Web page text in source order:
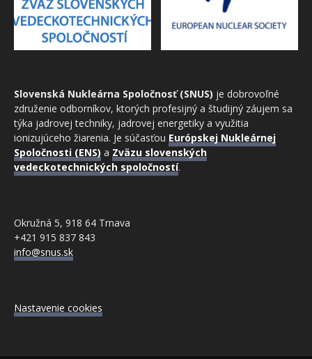
Slovenská Nukleárna Spoločnosť (SNUS) je dobrovoľné
združenie odborníkov, ktorých profesijný a študijný záujem sa
týka jadrovej techniky, jadrovej energetiky a využitia
ionizujúceho žiarenia. Je súčasťou Európskej Nukleárnej
Spoločnosti (ENS) a Zväzu slovenských
vedeckotechnických spoločností.
Okružná 5, 918 64 Trnava
+421 915 837 843
info@snus.sk
Nastavenie cookies